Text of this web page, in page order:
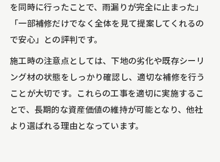
を同時に行ったことで、雨漏りが完全に止まった」
「一部補修だけでなく全体を見て提案してくれるの
で安心」との評判です。
施工時の注意点としては、下地の劣化や既存シーリ
ング材の状態をしっかり確認し、適切な補修を行う
ことが大切です。これらの工事を適切に実施するこ
とで、長期的な資産価値の維持が可能となり、他社
より選ばれる理由となっています。